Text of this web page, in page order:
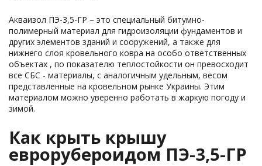
Акваизол ПЭ-3,5-ГР – это специальный битумно-
полимерный материал для гидроизоляции фундаментов и
других элементов зданий и сооружений, а также для
нижнего слоя кровельного ковра на особо ответственных
объектах , по показателю теплостойкости он превосходит
все СБС - материалы, с аналогичным удельным, весом
представленные на кровельном рынке Украины. Этим
материалом можно уверенно работать в жаркую погоду и
зимой.
Как крыть крышу
еврорубероидом ПЭ-3,5-ГР